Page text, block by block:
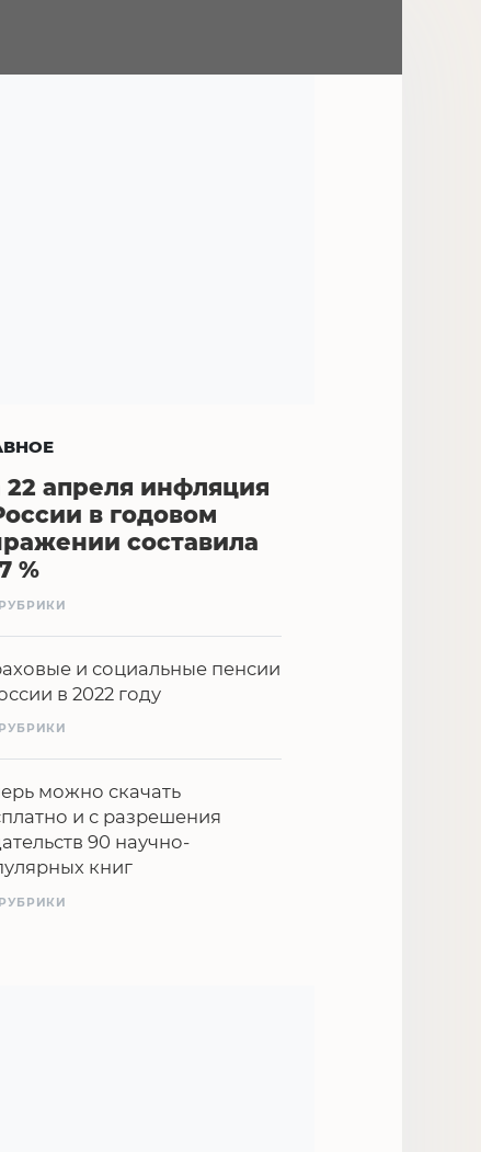
22 апреля инфляция
в годовом
составила
%
и социальные пенсии
в 2022 году
можно скачать
и с разрешения
90 научно-
книг